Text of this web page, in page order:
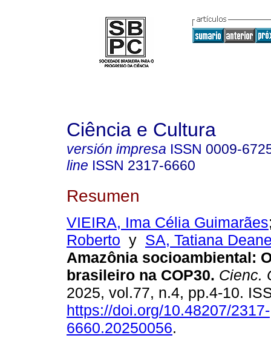
Ciência e Cultura
versión impresa ISSN 0009-
line ISSN 2317-6660
Resumen
VIEIRA, Ima Célia Guimarães
Roberto y SA, Tatiana
Amazônia socioambiental:
brasileiro na COP30. Cienc.
2025, vol.77, n.4, pp.4-10.
https://doi.org/10.48207/2317-
6660.20250056.